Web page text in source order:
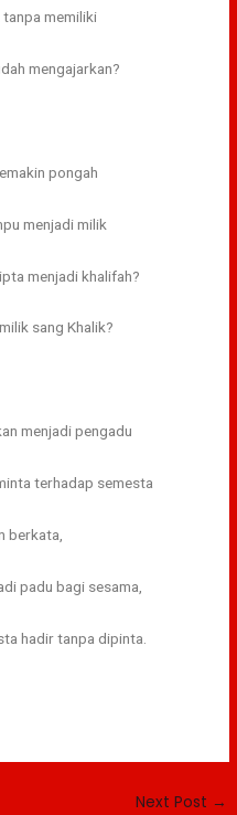
memiliki
mengajarkan?
pongah
menjadi milik
menjadi khalifah?
sang Khalik?
menjadi pengadu
terhadap semesta
berkata,
padu bagi sesama,
hadir tanpa dipinta.
Next Post →